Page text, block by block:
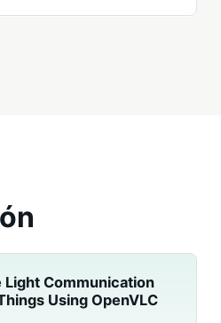
Communication
Using OpenVLC